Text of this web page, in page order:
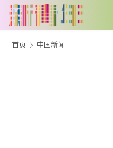
首页 中国新闻